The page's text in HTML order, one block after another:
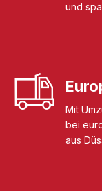
und
Mit
bei
aus